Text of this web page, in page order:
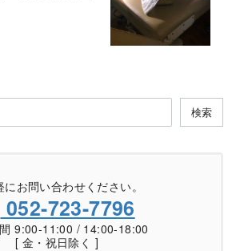
検索
にお問い合わせください。
052-723-7796
9:00-11:00 / 14:00-18:00
[ 金・祝日除く ]